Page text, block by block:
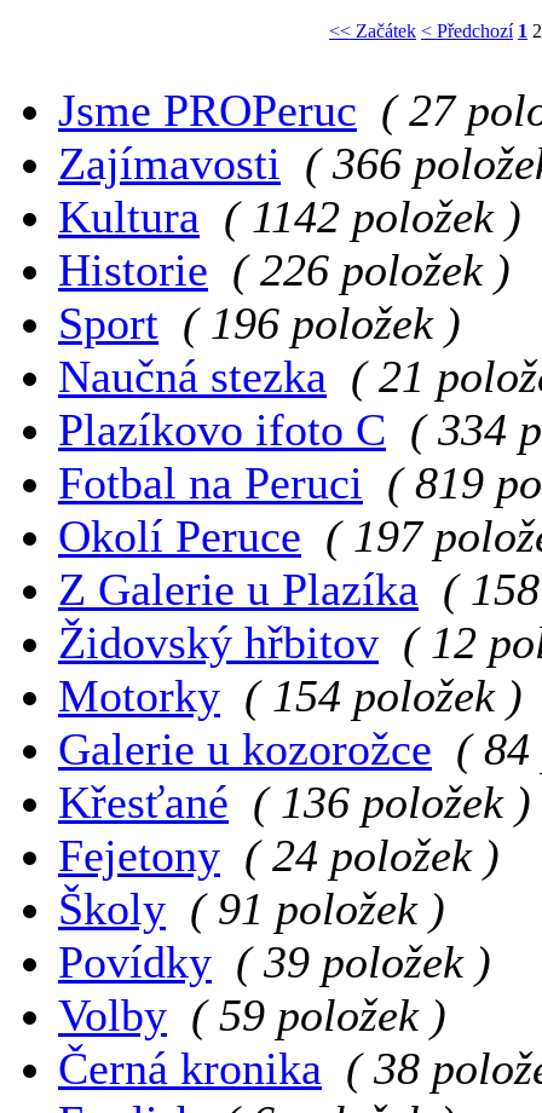
<< Začátek < Předchozí 1 2
Jsme PROPeruc ( 27
Zajímavosti ( 366
Kultura ( 1142 položek )
Historie ( 226 položek )
Sport ( 196 položek )
Naučná stezka ( 21
Plazíkovo ifoto C ( 334
Fotbal na Peruci ( 819
Okolí Peruce ( 197
Z Galerie u Plazíka (
Židovský hřbitov ( 12
Motorky ( 154 položek )
Galerie u kozorožce ( 84
Křesťané ( 136 položek )
Fejetony ( 24 položek )
Školy ( 91 položek )
Povídky ( 39 položek )
Volby ( 59 položek )
Černá kronika ( 38